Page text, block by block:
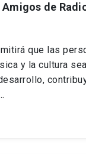
de
que las
y la cultura